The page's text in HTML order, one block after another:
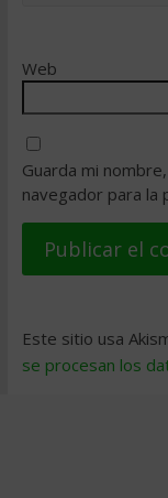
Web
Guarda mi
navegador para la
Este sitio usa
se procesan los